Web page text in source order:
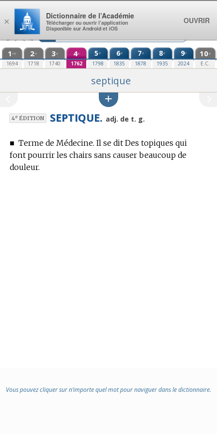
Aller au contenu
1 re
1694
2e
1718
3e
1740
4e
1762
5e
1798
6e
1835
7e
1878
8e
1935
9e
2024
10e
E.C.
septique
4eÉDITION SEPTIQUE. adj. de t. g.
■ Terme de Médecine. Il se dit Des topiques qui
font pourrir les chairs sans causer beaucoup de
douleur.
Vous pouvez cliquer sur n’importe quel mot pour naviguer dans le dictionnaire.
×
Dictionnaire de l’Académie
Télécharger ou ouvrir l’application
Disponible sur Android et iOS
OUVRIR